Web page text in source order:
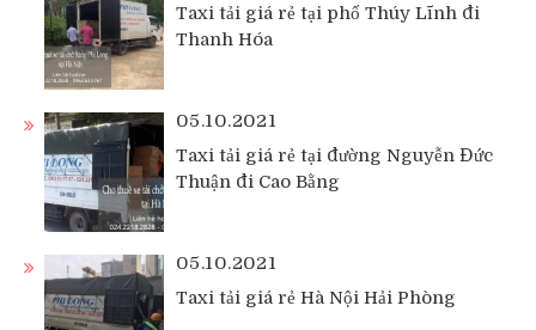
Taxi tải giá rẻ tại phố Thúy Lĩnh đi
Thanh Hóa
05.10.2021
Taxi tải giá rẻ tại đường Nguyễn Đức
Thuận đi Cao Bằng
05.10.2021
Taxi tải giá rẻ Hà Nội Hải Phòng